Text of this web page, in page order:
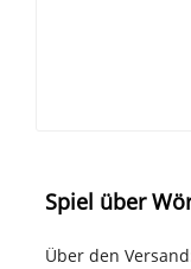
Spiel über
Über den